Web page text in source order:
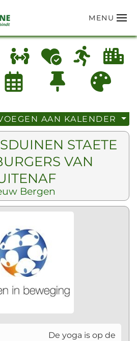
MENU
AAN KALENDER
STAETE
VAN
Bergen
De yoga is op de